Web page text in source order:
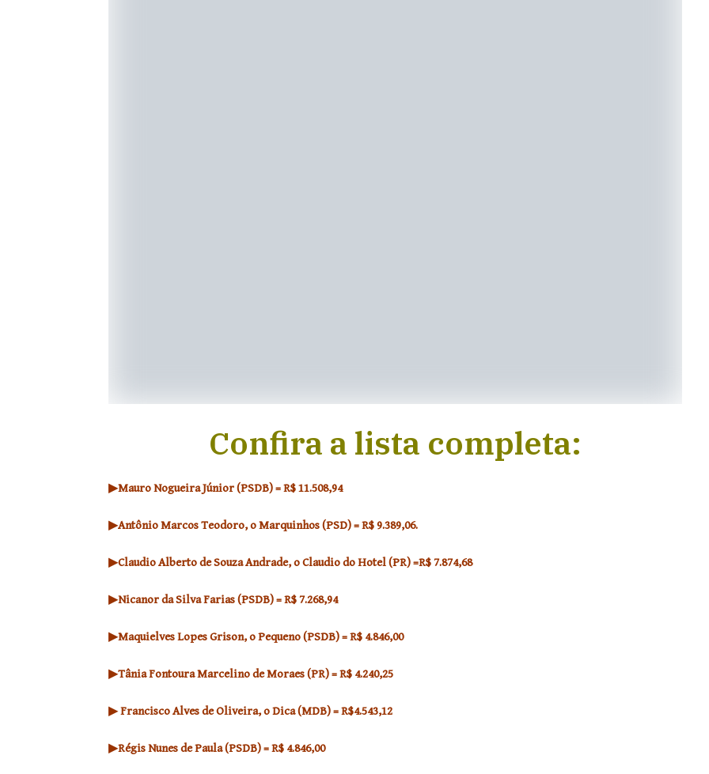
Confira a lista completa:
▶Mauro Nogueira Júnior (PSDB) = R$ 11.508,94
▶Antônio Marcos Teodoro, o Marquinhos (PSD) = R$ 9.389,06.
▶Claudio Alberto de Souza Andrade, o Claudio do Hotel (PR) =R$ 7.874,68
▶Nicanor da Silva Farias (PSDB) = R$ 7.268,94
▶Maquielves Lopes Grison, o Pequeno (PSDB) = R$ 4.846,00
▶Tânia Fontoura Marcelino de Moraes (PR) = R$ 4.240,25
▶ Francisco Alves de Oliveira, o Dica (MDB) = R$4.543,12
▶Régis Nunes de Paula (PSDB) = R$ 4.846,00